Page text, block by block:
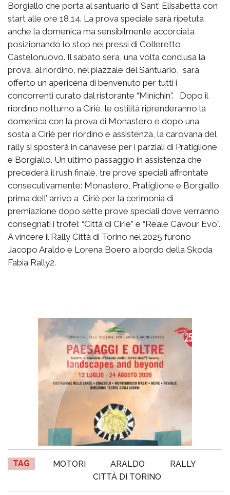
Borgiallo che porta al santuario di Sant’ Elisabetta con
start alle ore 18,14. La prova speciale sarà ripetuta
anche la domenica ma sensibilmente accorciata
posizionando lo stop nei pressi di Colleretto
Castelonuovo. Il sabato sera, una volta conclusa la
prova, al riordino, nel piazzale del Santuario, sarà
offerto un apericena di benvenuto per tutti i
concorrenti curato dal ristorante “Minichin”. Dopo il
riordino notturno a Ciriè, le ostilità riprenderanno la
domenica con la prova di Monastero e dopo una
sosta a Ciriè per riordino e assistenza, la carovana del
rally si sposterà in canavese per i parziali di Pratiglione
e Borgiallo. Un ultimo passaggio in assistenza che
precederà il rush finale, tre prove speciali affrontate
consecutivamente: Monastero, Pratiglione e Borgiallo
prima dell’ arrivo a Ciriè per la cerimonia di
premiazione dopo sette prove speciali dove verranno
consegnati i trofei: “Città di Ciriè” e “Reale Cavour Evo”.
A vincere il Rally Città di Torino nel 2025 furono
Jacopo Araldo e Lorena Boero a bordo della Skoda
Fabia Rally2.
TAG MOTORI ARALDO
RALLY
CITTÀ DI TORINO